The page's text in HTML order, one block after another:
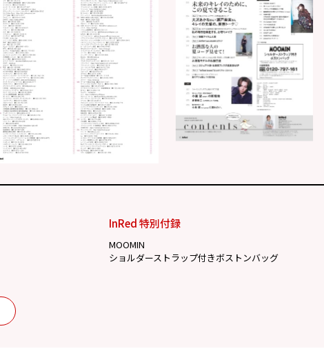
InRed 特別付録
MOOMIN
ショルダーストラップ付きボストンバッグ